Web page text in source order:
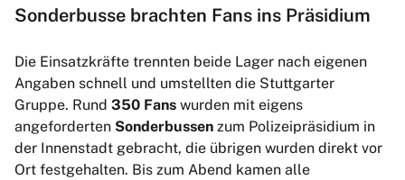
Sonderbusse brachten Fans ins Präsidium
Die Einsatzkräfte trennten beide Lager nach eigenen
Angaben schnell und umstellten die Stuttgarter
Gruppe. Rund 350 Fans wurden mit eigens
angeforderten Sonderbussen zum Polizeipräsidium in
der Innenstadt gebracht, die übrigen wurden direkt vor
Ort festgehalten. Bis zum Abend kamen alle